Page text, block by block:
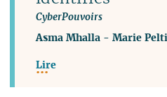
CyberPouvoirs
Asma Mhalla -Marie
Lire